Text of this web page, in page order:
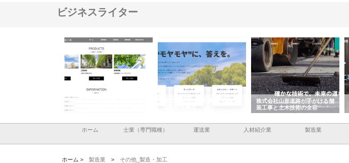
ビジネスライター
イトが提供する充実した情報内
株式会社ＣＳＡの事業内容と強
株式会社山形道路が手がける舗
装工事と土木技術の全容
ホーム 士業（専門職種） 運送業 人材紹介業 製造業
ホーム > 製造業 > その他_製造・加工